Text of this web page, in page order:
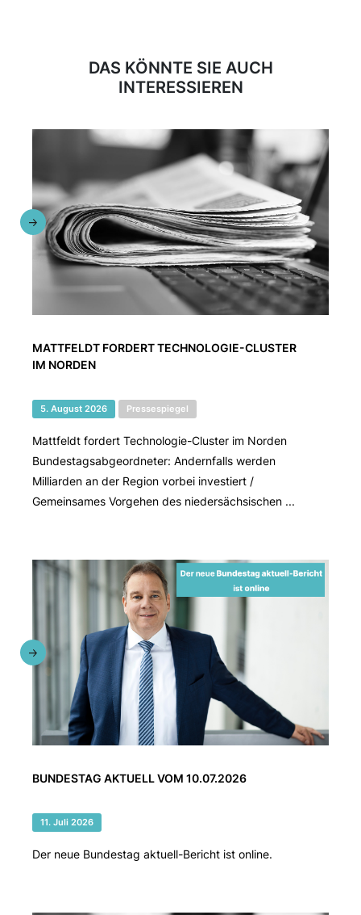
DAS KÖNNTE SIE AUCH
INTERESSIEREN
MATTFELDT FORDERT TECHNOLOGIE-CLUSTER
IM NORDEN
5. August 2026 Pressespiegel
Mattfeldt fordert Technologie-Cluster im Norden
Bundestagsabgeordneter: Andernfalls werden
Milliarden an der Region vorbei investiert /
Gemeinsames Vorgehen des niedersächsischen ...
BUNDESTAG AKTUELL VOM 10.07.2026
11. Juli 2026
Der neue Bundestag aktuell-Bericht ist online.